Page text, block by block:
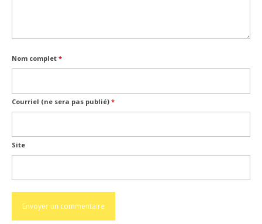
Nom complet *
Courriel (ne sera pas publié) *
Site